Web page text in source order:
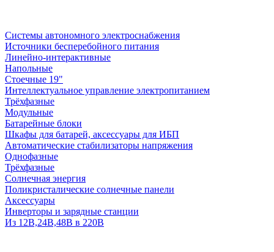
Системы автономного электроснабжения
Источники бесперебойного питания
Линейно-интерактивные
Напольные
Стоечные 19"
Интеллектуальное управление электропитанием
Трёхфазные
Модульные
Батарейные блоки
Шкафы для батарей, аксессуары для ИБП
Автоматические стабилизаторы напряжения
Однофазные
Трёхфазные
Солнечная энергия
Поликристалические солнечные панели
Аксессуары
Инверторы и зарядные станции
Из 12В,24В,48В в 220В